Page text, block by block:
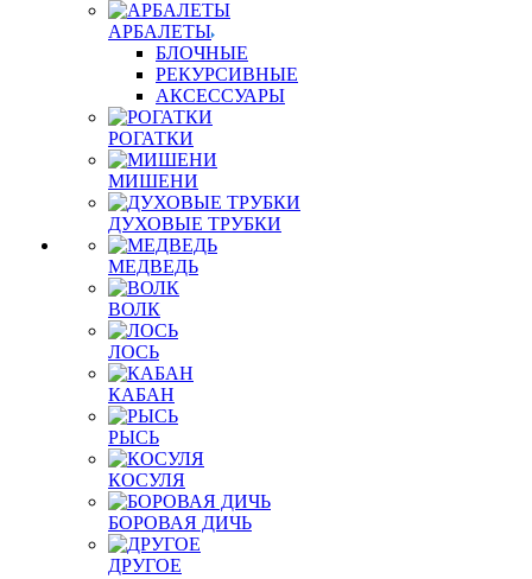
АРБАЛЕТЫ
БЛОЧНЫЕ
РЕКУРСИВНЫЕ
АКСЕССУАРЫ
РОГАТКИ
МИШЕНИ
ДУХОВЫЕ ТРУБКИ
МЕДВЕДЬ
ВОЛК
ЛОСЬ
КАБАН
РЫСЬ
КОСУЛЯ
БОРОВАЯ ДИЧЬ
ДРУГОЕ